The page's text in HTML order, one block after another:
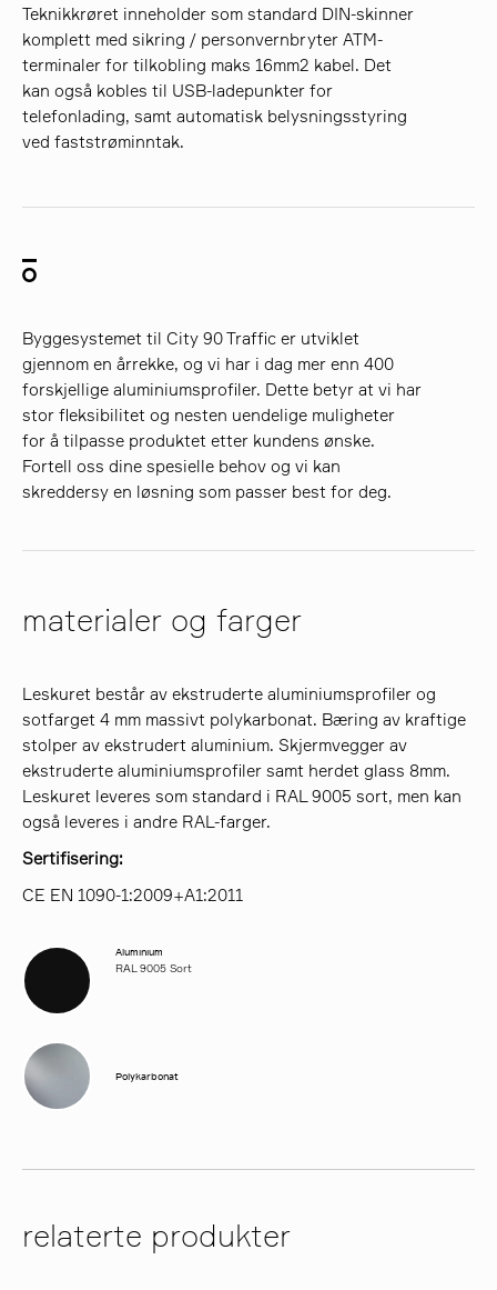
Teknikkrøret inneholder som standard DIN-skinner
komplett med sikring / personvernbryter ATM-
terminaler for tilkobling maks 16mm2 kabel. Det
kan også kobles til USB-ladepunkter for
telefonlading, samt automatisk belysningsstyring
ved faststrøminntak.
Byggesystemet til City 90 Traffic er utviklet
gjennom en årrekke, og vi har i dag mer enn 400
forskjellige aluminiumsprofiler. Dette betyr at vi har
stor fleksibilitet og nesten uendelige muligheter
for å tilpasse produktet etter kundens ønske.
Fortell oss dine spesielle behov og vi kan
skreddersy en løsning som passer best for deg.
materialer og farger
Leskuret består av ekstruderte aluminiumsprofiler og
sotfarget 4 mm massivt polykarbonat. Bæring av kraftige
stolper av ekstrudert aluminium. Skjermvegger av
ekstruderte aluminiumsprofiler samt herdet glass 8mm.
Leskuret leveres som standard i RAL 9005 sort, men kan
også leveres i andre RAL-farger.
Sertifisering:
CE EN 1090-1:2009+A1:2011
Aluminium
RAL 9005 Sort
Polykarbonat
relaterte produkter